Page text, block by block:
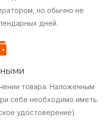
но обычно не
дней.
товара. Наложенным
себе необходимо иметь
удостоверение).